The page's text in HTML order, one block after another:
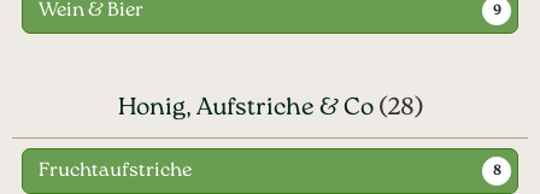
Wein & Bier 9
Honig, Aufstriche & Co (28)
Fruchtaufstriche 8